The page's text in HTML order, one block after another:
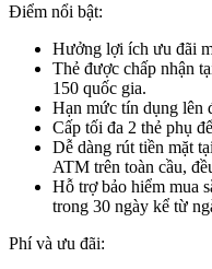
Điểm nổi bật:
Hưởng lợi ích ưu đãi
Thẻ được chấp nhận
150 quốc gia.
Hạn mức tín dụng lên
Cấp tối đa 2 thẻ phụ
Dễ dàng rút tiền mặt
ATM trên toàn cầu,
Hỗ trợ bảo hiểm mua
trong 30 ngày kể từ
Phí và ưu đãi: